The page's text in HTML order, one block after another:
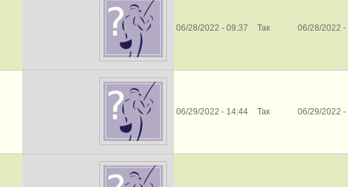
06/28/2022 - 09:37 Так 06/28/2022 -
06/29/2022 - 14:44 Так 06/29/2022 -